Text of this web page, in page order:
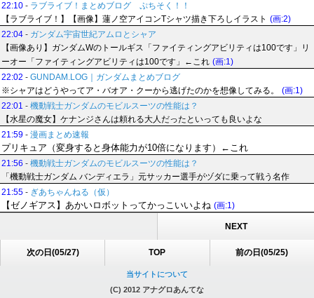
22:10 - ラブライブ！まとめブログ ぷちそく！！
【ラブライブ！】【画像】蓮ノ空アイコンTシャツ描き下ろしイラスト (画:2)
22:04 - ガンダム宇宙世紀アムロとシャア
【画像あり】ガンダムWのトールギス「ファイティングアビリティは100です」リ
ーオー「ファイティングアビリティは100です」←これ (画:1)
22:02 - GUNDAM.LOG｜ガンダムまとめブログ
※シャアはどうやってア・バオア・クーから逃げたのかを想像してみる。
(画:1)
22:01 - 機動戦士ガンダムのモビルスーツの性能は？
【水星の魔女】ケナンジさんは頼れる大人だったといっても良いよな
21:59 - 漫画まとめ速報
プリキュア（変身すると身体能力が10倍になります）←これ
21:56 - 機動戦士ガンダムのモビルスーツの性能は？
「機動戦士ガンダム バンディエラ」元サッカー選手がヅダに乗って戦う名作
21:55 - ぎあちゃんねる（仮）
【ゼノギアス】あかいロボットってかっこいいよね (画:1)
NEXT
次の日(05/27) TOP 前の日(05/25)
当サイトについて
(C) 2012 アナグロあんてな